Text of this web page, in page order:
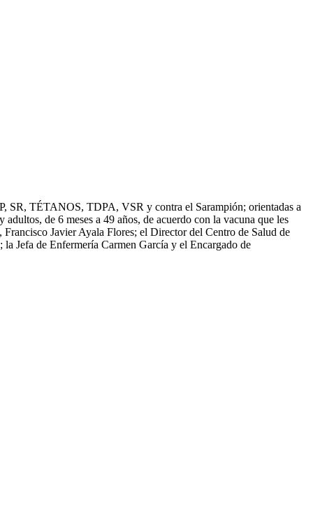
TÉTANOS, TDPA, VSR y contra el Sarampión; orientadas a
de 6 meses a 49 años, de acuerdo con la vacuna que les
Javier Ayala Flores; el Director del Centro de Salud de
Jefa de Enfermería Carmen García y el Encargado de